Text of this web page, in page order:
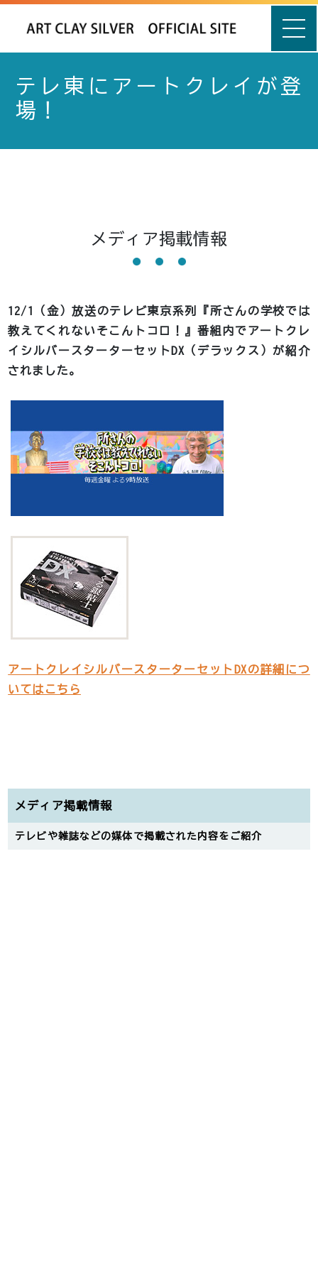
テレ東にアートクレイが登
場！
メディア掲載情報
12/1（金）放送のテレビ東京系列『所さんの学校では
教えてくれないそこんトコロ！』番組内でアートクレ
イシルバースターターセットDX（デラックス）が紹介
されました。
アートクレイシルバースターターセットDXの詳細につ
いてはこちら
メディア掲載情報
テレビや雑誌などの媒体で掲載された内容をご紹介